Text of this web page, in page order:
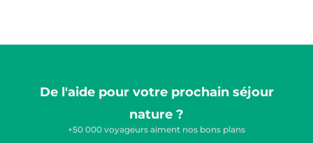
De l'aide pour votre prochain séjour
nature ?
+50 000 voyageurs aiment nos bons plans